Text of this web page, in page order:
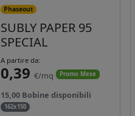
Phaseout
SUBLY PAPER 95
SPECIAL
A partire da:
0,39 €/mq Promo Mese
15,00 Bobine disponibili
162x150